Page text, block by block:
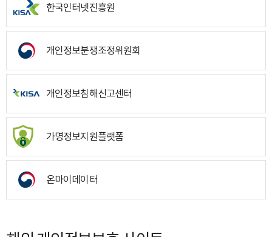
한국인터넷진흥원
개인정보분쟁조정위원회
개인정보침해신고센터
가명정보지원플랫폼
온마이데이터